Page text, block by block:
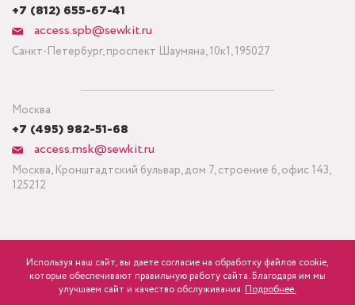
р. розница Минимальный заказ ткани от 3 метров
+7 (812) 655-67-41
access.spb@sewkit.ru
Санкт-Петербург, проспект Шаумяна, 10к1, 195027
Москва
+7 (495) 982-51-68
access.msk@sewkit.ru
Москва, Кронштадтский бульвар, дом 7, строение 6, офис 143,
125212
ПОДПИСАТЬСЯ НА НОВОСТИ
Используя наш сайт, вы даете согласие на обработку файлов cookie,
которые обеспечивают правильную работу сайта. Благодаря им мы
улучшаем сайт и качество обслуживания. Подробнее.